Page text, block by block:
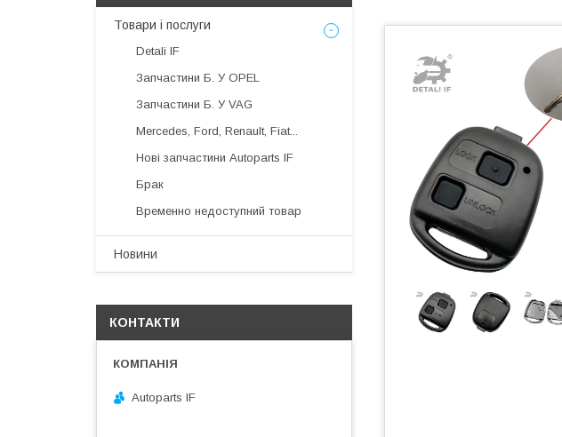
Товари і послуги
Detali IF
Запчастини Б. У OPEL
Запчастини Б. У VAG
Mercedes, Ford, Renault, Fiat...
Нові запчастини Autoparts IF
Брак
Временно недоступний товар
Новини
КОНТАКТИ
Autoparts IF